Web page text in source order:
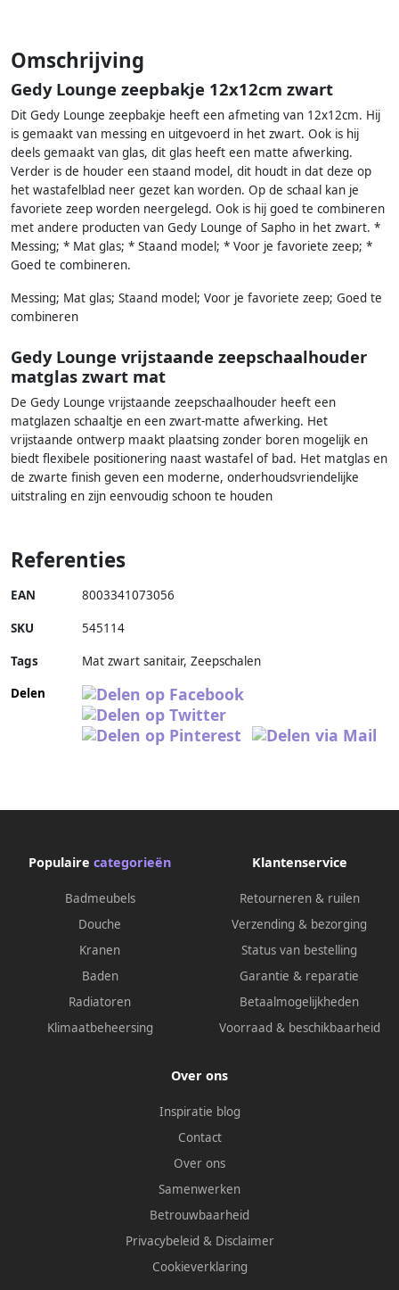
Omschrijving
Gedy Lounge zeepbakje 12x12cm zwart
Dit Gedy Lounge zeepbakje heeft een afmeting van 12x12cm. Hij
is gemaakt van messing en uitgevoerd in het zwart. Ook is hij
deels gemaakt van glas, dit glas heeft een matte afwerking.
Verder is de houder een staand model, dit houdt in dat deze op
het wastafelblad neer gezet kan worden. Op de schaal kan je
favoriete zeep worden neergelegd. Ook is hij goed te combineren
met andere producten van Gedy Lounge of Sapho in het zwart. *
Messing; * Mat glas; * Staand model; * Voor je favoriete zeep; *
Goed te combineren.
Messing; Mat glas; Staand model; Voor je favoriete zeep; Goed te
combineren
Gedy Lounge vrijstaande zeepschaalhouder
matglas zwart mat
De Gedy Lounge vrijstaande zeepschaalhouder heeft een
matglazen schaaltje en een zwart-matte afwerking. Het
vrijstaande ontwerp maakt plaatsing zonder boren mogelijk en
biedt flexibele positionering naast wastafel of bad. Het matglas en
de zwarte finish geven een moderne, onderhoudsvriendelijke
uitstraling en zijn eenvoudig schoon te houden
Referenties
EAN 8003341073056
SKU 545114
Tags
Mat zwart sanitair, Zeepschalen
Delen
Populaire categorieën
Badmeubels
Douche
Kranen
Baden
Radiatoren
Klimaatbeheersing
Klantenservice
Retourneren & ruilen
Verzending & bezorging
Status van bestelling
Garantie & reparatie
Betaalmogelijkheden
Voorraad & beschikbaarheid
Over ons
Inspiratie blog
Contact
Over ons
Samenwerken
Betrouwbaarheid
Privacybeleid & Disclaimer
Cookieverklaring